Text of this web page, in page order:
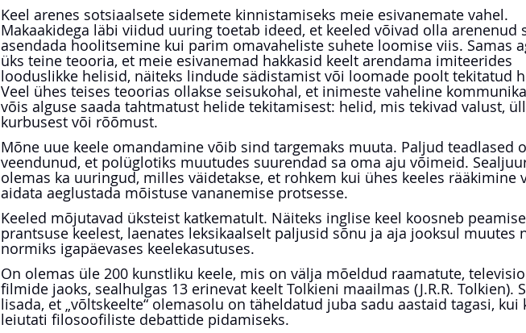
Keel arenes sotsiaalsete sidemete kinnistamiseks meie esivanemate vahel.
Makaakidega läbi viidud uuring toetab ideed, et keeled võivad olla arenenud
asendada hoolitsemine kui parim omavaheliste suhete loomise viis. Samas
üks teine teooria, et meie esivanemad hakkasid keelt arendama imiteerides
looduslikke helisid, näiteks lindude sädistamist või loomade poolt tekitatud
Veel ühes teises teoorias ollakse seisukohal, et inimeste vaheline
võis alguse saada tahtmatust helide tekitamisest: helid, mis tekivad valust,
kurbusest või rõõmust.
Mõne uue keele omandamine võib sind targemaks muuta. Paljud teadlased
veendunud, et polüglotiks muutudes suurendad sa oma aju võimeid.
olemas ka uuringud, milles väidetakse, et rohkem kui ühes keeles rääkimine
aidata aeglustada mõistuse vananemise protsesse.
Keeled mõjutavad üksteist katkematult. Näiteks inglise keel koosneb
prantsuse keelest, laenates leksikaalselt paljusid sõnu ja aja jooksul muutes
normiks igapäevases keelekasutuses.
On olemas üle 200 kunstliku keele, mis on välja mõeldud raamatute,
filmide jaoks, sealhulgas 13 erinevat keelt Tolkieni maailmas (J.R.R. Tolkien).
lisada, et „võltskeelte“ olemasolu on täheldatud juba sadu aastaid tagasi, kui
leiutati filosoofiliste debattide pidamiseks.